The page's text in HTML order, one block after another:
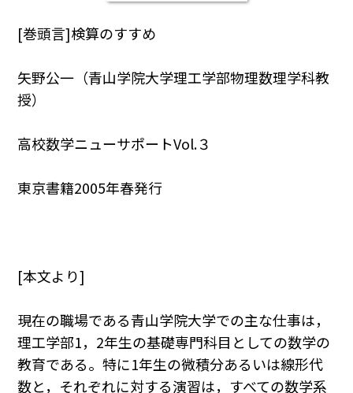
[巻頭言]検算のすすめ
矢野公一（青山学院大学理工学部物理数理学科教
授）
高校数学ニューサポートVol.３
東京書籍2005年春発行
[本文より]
現在の職場である青山学院大学での主な仕事は，
理工学部1，2年生の基礎専門科目としての数学の
教育である。特に1年生の微積分あるいは線形代
数と，それぞれに対する演習は，すべての数学系